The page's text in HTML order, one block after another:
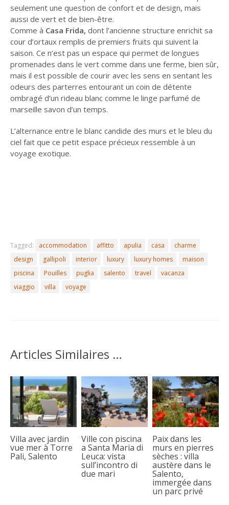
seulement une question de confort et de design, mais
aussi de vert et de bien-être.
Comme à Casa Frida, dont l’ancienne structure enrichit sa
cour d’ortaux remplis de premiers fruits qui suivent la
saison. Ce n’est pas un espace qui permet de longues
promenades dans le vert comme dans une ferme, bien sûr,
mais il est possible de courir avec les sens en sentant les
odeurs des parterres entourant un coin de détente
ombragé d’un rideau blanc comme le linge parfumé de
marseille savon d’un temps.
L’alternance entre le blanc candide des murs et le bleu du
ciel fait que ce petit espace précieux ressemble à un
voyage exotique.
Tagged: accommodation affitto apulia casa
charme
design
gallipoli interior luxury luxury homes
maison
piscina
Pouilles puglia salento travel
vacanza
viaggio
villa voyage
Articles Similaires …
Villa avec jardin
vue mer à Torre
Pali, Salento
Ville con piscina
a Santa Maria di
Leuca: vista
sull’incontro di
due mari
Paix dans les
murs en pierres
sèches : villa
austère dans le
Salento,
immergée dans
un parc privé